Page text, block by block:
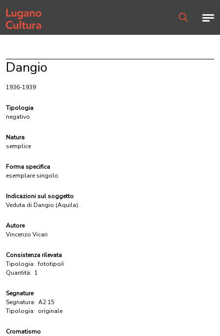
Home page
Dangio
1936-1939
Tipologia
negativo
Natura
semplice
Forma specifica
esemplare singolo
Indicazioni sul soggetto
Veduta di Dangio (Aquila).
Autore
Vincenzo Vicari
Consistenza rilevata
Tipologia: fototipo/i
Quantità: 1
Segnature
Segnatura: A2 15
Tipologia: originale
Cromatismo